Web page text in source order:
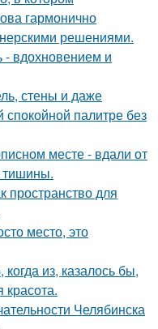
гармонично
решениями.
вдохновением и
стены и даже
палитре без
месте - вдали от
тишины.
пространство для
место, это
из, казалось бы,
Челябинска